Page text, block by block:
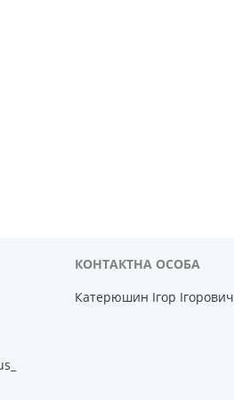
Катерюшин Ігор Ігорович